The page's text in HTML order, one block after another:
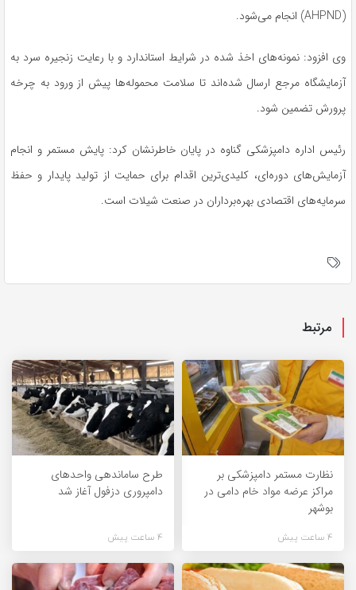
(AHPND) انجام می‌شود.
وی افزود: نمونه‌های اخذ شده در شرایط استاندارد و با رعایت زنجیره سرد به
آزمایشگاه مرجع ارسال شده‌اند تا سلامت محموله‌ها پیش از ورود به چرخه
پرورش تضمین شود.
رئیس اداره دامپزشکی گناوه در پایان خاطرنشان کرد: پایش مستمر و انجام
آزمایش‌های دوره‌ای، کلیدی‌ترین اقدام برای حمایت از تولید پایدار و حفظ
سرمایه‌های اقتصادی بهره‌برداران در صنعت شیلات است.
مرتبط
نظارت مستمر دامپزشکی بر
مراکز عرضه مواد خام دامی در
بوشهر
4 ساعت پیش
طرح ساماندهی واحدهای
دامپروری دزفول آغاز شد
4 ساعت پیش